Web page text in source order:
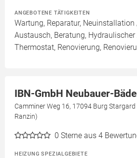
ANGEBOTENE TÄTIGKEITEN
Wartung, Reparatur, Neuinstallation
Austausch, Beratung, Hydraulischer
Thermostat, Renovierung,
IBN-GmbH Neubauer-
Camminer Weg 16, 17094 Burg
Ranzin)
0 Sterne aus 4
HEIZUNG SPEZIALGEBIETE